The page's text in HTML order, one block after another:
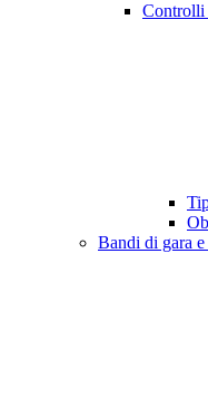
Controlli
Bandi di gara